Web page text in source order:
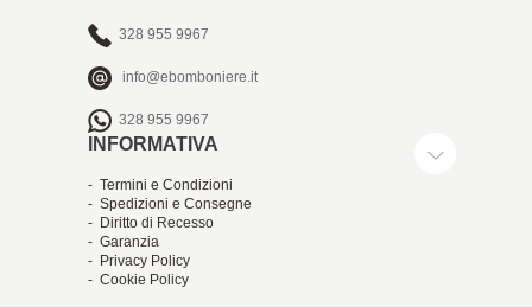
328 955 9967
info@ebomboniere.it
328 955 9967
INFORMATIVA
- Termini e Condizioni
- Spedizioni e Consegne
- Diritto di Recesso
- Garanzia
- Privacy Policy
- Cookie Policy